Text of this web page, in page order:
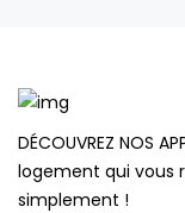
DÉCOUVREZ NOS
logement qui vous
simplement !